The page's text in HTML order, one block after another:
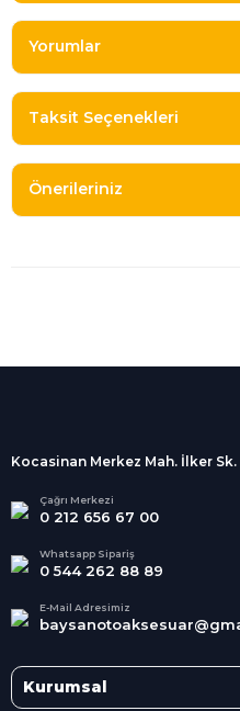
Yorumlar
Taksit Seçenekleri
Önerileriniz
Alışveriş
kargolanmaktadır.
Tüm Kredi Kartlarına taksit
seçenekleri
Kocasinan Merkez Mah. İlker
Çağrı Merkezi
0 212 656 67 00
Whatsapp Sipariş
0 544 262 88 89
E-Mail Adresimiz
Kurumsal